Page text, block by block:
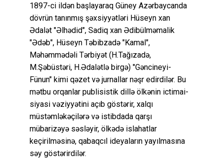
1897-ci ildən başlayaraq Güney Azərbaycanda
dövrün tanınmış şəxsiyyətləri Hüseyn xan
Ədalət "Əlhədid", Sadiq xan Ədibülməmalik
"Ədəb", Hüseyn Təbibzadə "Kamal",
Məhəmmədəli Tərbiyət (H.Tağızadə,
M.Şəbüstəri, H.Ədalətlə birgə) "Gəncineyi-
Fünun" kimi qəzet və jurnallar nəşr edirdilər. Bu
mətbu orqanlar publisistik dillə ölkənin ictimai-
siyasi vəziyyətini açıb göstərir, xalqı
müstəmləkəçilərə və istibdada qarşı
mübarizəyə səsləyir, ölkədə islahatlar
keçirilməsinə, qabaqcıl ideyaların yayılmasına
səy göstərirdilər.